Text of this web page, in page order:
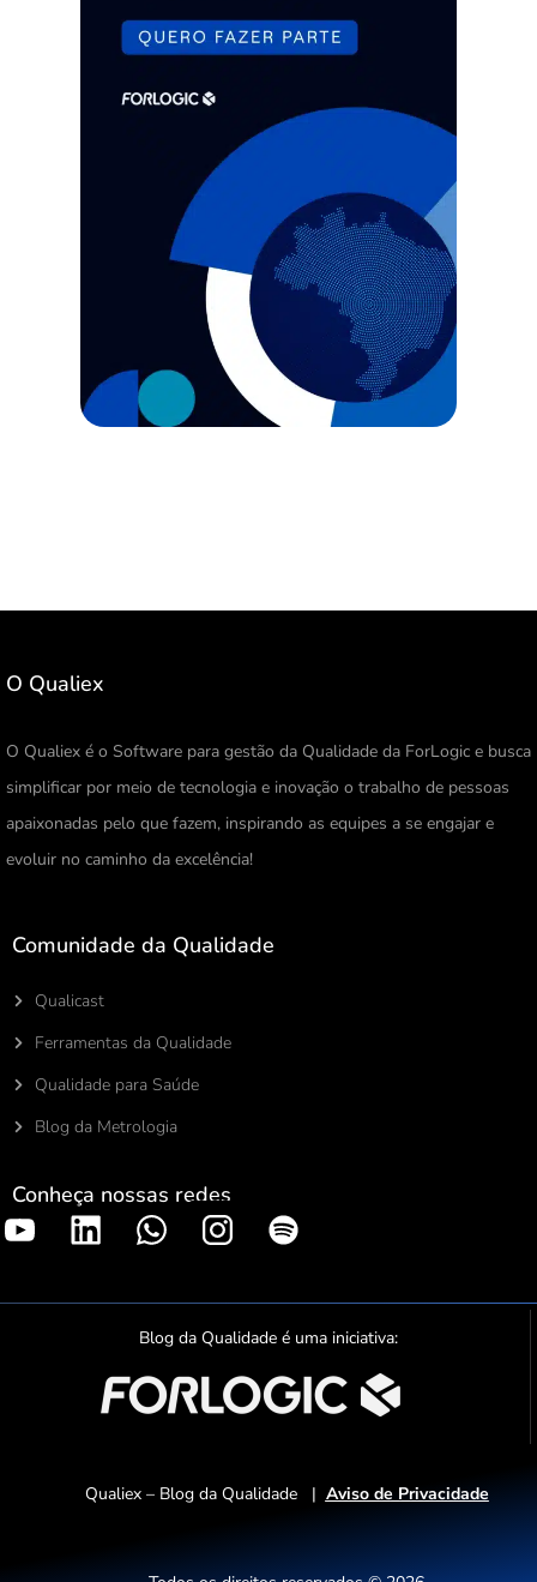
O Qualiex
O Qualiex é o Software para gestão da Qualidade da ForLogic e busca
simplificar por meio de tecnologia e inovação o trabalho de pessoas
apaixonadas pelo que fazem, inspirando as equipes a se engajar e
evoluir no caminho da excelência!
Comunidade da Qualidade
Qualicast
Ferramentas da Qualidade
Qualidade para Saúde
Blog da Metrologia
Conheça nossas redes
S
o
t
f
y
Blog da Qualidade é uma iniciativa:
Qualiex – Blog da Qualidade | Aviso de Privacidade